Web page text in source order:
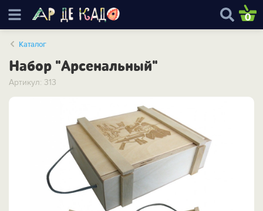
0
Каталог
Набор "Арсенальный"
Артикул: 313